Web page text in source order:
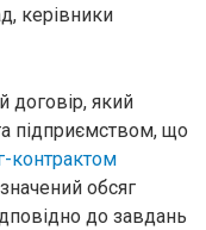
керівники
договір, який
підприємством, що
контрактом
обсяг
до завдань